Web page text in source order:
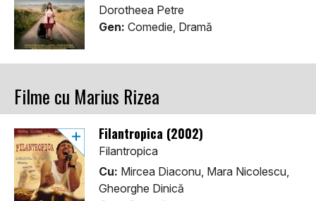
Dorotheea Petre
Gen: Comedie, Dramă
Filme cu Marius Rizea
Filantropica (2002)
Filantropica
Cu: Mircea Diaconu, Mara Nicolescu,
Gheorghe Dinică